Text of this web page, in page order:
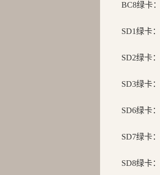
BC8绿卡：
SD1绿卡：
SD2绿卡：
SD3绿卡：
SD6绿卡：
SD7绿卡：
SD8绿卡：